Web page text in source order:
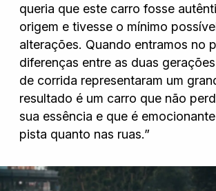
queria que este carro fosse
origem e tivesse o mínimo
alterações. Quando entramos no
diferenças entre as duas
de corrida representaram um
resultado é um carro que não
sua essência e que é
pista quanto nas ruas.”